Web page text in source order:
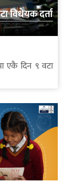
विधेयक दर्ता
एकै दिन ९ वटा